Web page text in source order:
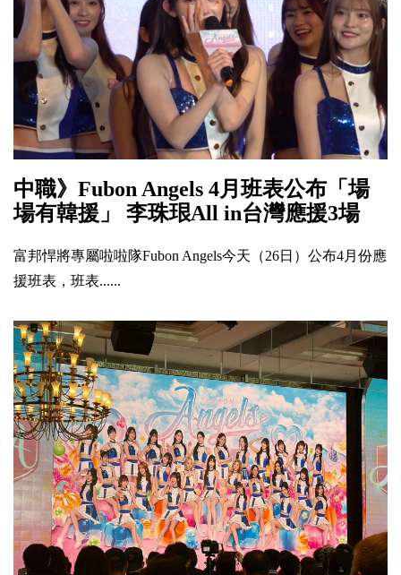
中職》Fubon Angels 4月班表公布「場
場有韓援」 李珠珢All in台灣應援3場
富邦悍將專屬啦啦隊Fubon Angels今天（26日）公布4月份應
援班表，班表......